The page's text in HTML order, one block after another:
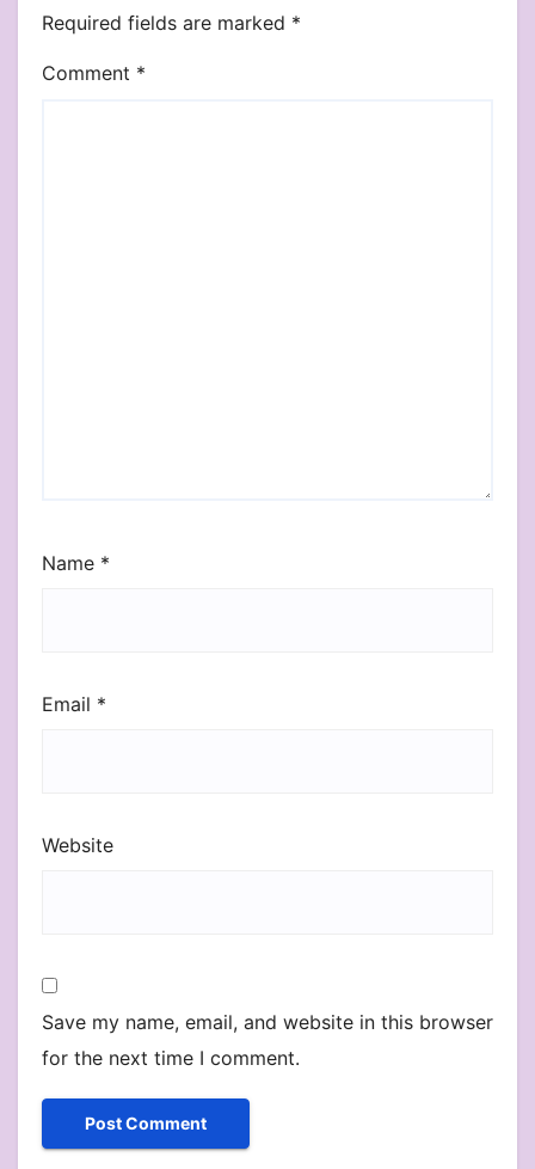
Required fields are marked *
Comment *
Name *
Email *
Website
Save my name, email, and website in this browser
for the next time I comment.